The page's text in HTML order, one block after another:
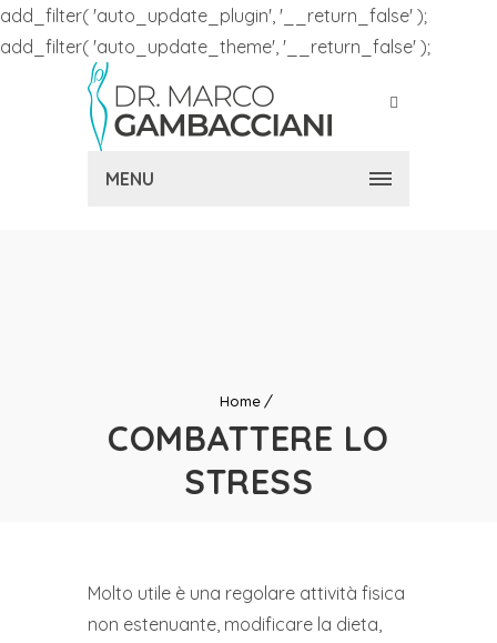
add_filter( 'auto_update_plugin', '__return_false' );
add_filter( 'auto_update_theme', '__return_false' );
MENU
Home
COMBATTERE LO
STRESS
Molto utile è una regolare attività fisica
non estenuante, modificare la dieta,